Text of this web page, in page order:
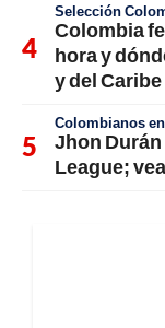
Selección
Colombia
hora y
y del Caribe
Colombianos
Jhon
League;